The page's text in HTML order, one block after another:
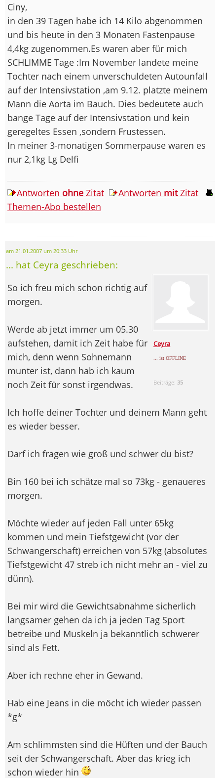
Ciny,
in den 39 Tagen habe ich 14 Kilo abgenommen
und bis heute in den 3 Monaten Fastenpause
4,4kg zugenommen.Es waren aber für mich
SCHLIMME Tage :Im November landete meine
Tochter nach einem unverschuldeten Autounfall
auf der Intensivstation ,am 9.12. platzte meinem
Mann die Aorta im Bauch. Dies bedeutete auch
bange Tage auf der Intensivstation und kein
geregeltes Essen ,sondern Frustessen.
In meiner 3-monatigen Sommerpause waren es
nur 2,1kg Lg Delfi
Antworten ohne Zitat Antworten mitZitat
Themen-Abo bestellen
am 21.01.2007 um 20:33 Uhr
... hat Ceyra geschrieben:
Ceyra
... ist OFFLINE
Beiträge: 35
So ich freu mich schon richtig auf
morgen.
Werde ab jetzt immer um 05.30
aufstehen, damit ich Zeit habe für
mich, denn wenn Sohnemann
munter ist, dann hab ich kaum
noch Zeit für sonst irgendwas.
Ich hoffe deiner Tochter und deinem Mann geht
es wieder besser.
Darf ich fragen wie groß und schwer du bist?
Bin 160 bei ich schätze mal so 73kg - genaueres
morgen.
Möchte wieder auf jeden Fall unter 65kg
kommen und mein Tiefstgewicht (vor der
Schwangerschaft) erreichen von 57kg (absolutes
Tiefstgewicht 47 streb ich nicht mehr an - viel zu
dünn).
Bei mir wird die Gewichtsabnahme sicherlich
langsamer gehen da ich ja jeden Tag Sport
betreibe und Muskeln ja bekanntlich schwerer
sind als Fett.
Aber ich rechne eher in Gewand.
Hab eine Jeans in die möcht ich wieder passen
*g*
Am schlimmsten sind die Hüften und der Bauch
seit der Schwangerschaft. Aber das krieg ich
schon wieder hin